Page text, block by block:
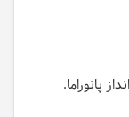
پانوراما.